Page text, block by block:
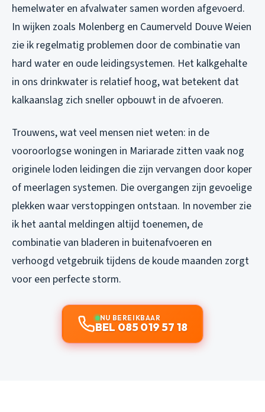
hemelwater en afvalwater samen worden afgevoerd.
In wijken zoals Molenberg en Caumerveld Douve Weien
zie ik regelmatig problemen door de combinatie van
hard water en oude leidingsystemen. Het kalkgehalte
in ons drinkwater is relatief hoog, wat betekent dat
kalkaanslag zich sneller opbouwt in de afvoeren.
Trouwens, wat veel mensen niet weten: in de
vooroorlogse woningen in Mariarade zitten vaak nog
originele loden leidingen die zijn vervangen door koper
of meerlagen systemen. Die overgangen zijn gevoelige
plekken waar verstoppingen ontstaan. In november zie
ik het aantal meldingen altijd toenemen, de
combinatie van bladeren in buitenafvoeren en
verhoogd vetgebruik tijdens de koude maanden zorgt
voor een perfecte storm.
NU BEREIKBAAR
BEL 085 019 57 18